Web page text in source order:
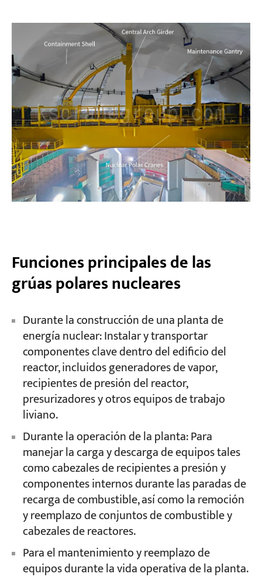
Funciones principales de las
grúas polares nucleares
Durante la construcción de una planta de
energía nuclear: Instalar y transportar
componentes clave dentro del edificio del
reactor, incluidos generadores de vapor,
recipientes de presión del reactor,
presurizadores y otros equipos de trabajo
liviano.
Durante la operación de la planta: Para
manejar la carga y descarga de equipos tales
como cabezales de recipientes a presión y
componentes internos durante las paradas de
recarga de combustible, así como la remoción
y reemplazo de conjuntos de combustible y
cabezales de reactores.
Para el mantenimiento y reemplazo de
equipos durante la vida operativa de la planta.